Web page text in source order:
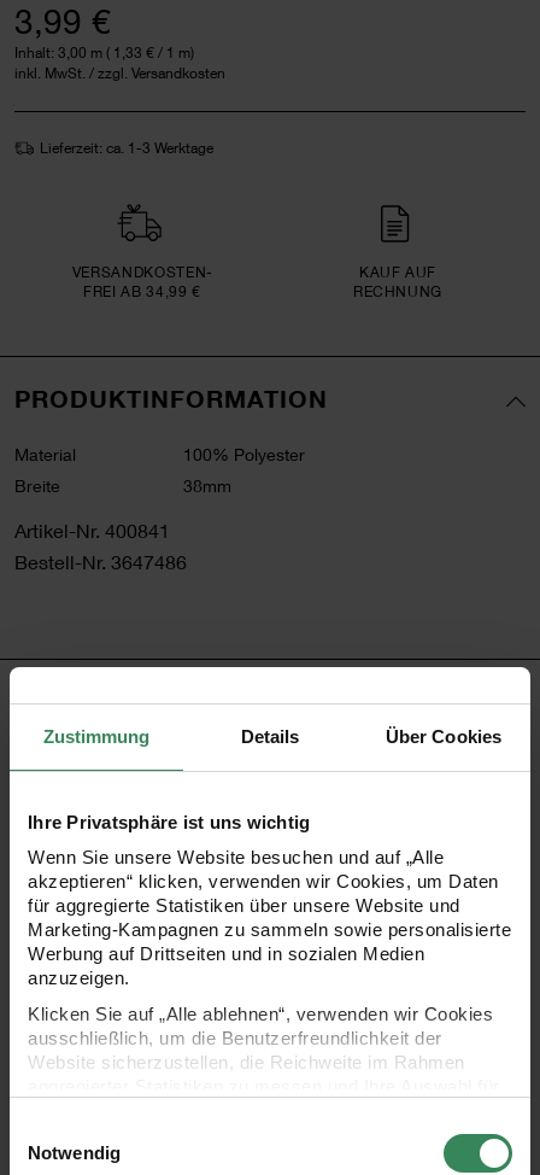
Zustimmung Details Über Cookies
Ihre Privatsphäre ist uns wichtig
Wenn Sie unsere Website besuchen und auf „Alle
akzeptieren“ klicken, verwenden wir Cookies, um Daten
für aggregierte Statistiken über unsere Website und
Marketing-Kampagnen zu sammeln sowie personalisierte
Werbung auf Drittseiten und in sozialen Medien
anzuzeigen.
Klicken Sie auf „Alle ablehnen“, verwenden wir Cookies
ausschließlich, um die Benutzerfreundlichkeit der
Website sicherzustellen, die Reichweite im Rahmen
Ihre Einwilligung ist freiwillig und kann jederzeit über den
Link „Cookie-Einstellungen“ im Fußbereich der Seite
Notwendig
3,99 €
Inhalt: 3,00 m ( 1,33 € / 1 m)
inkl. MwSt. / zzgl. Versandkosten
Lieferzeit: ca. 1-3 Werktage
VERSAND­KOSTEN­
FREI AB 34,99 €
KAUF AUF
RECHNUNG
PRODUKTINFORMATION
Material
100% Polyester
Breite
38mm
Artikel-Nr. 400841
Bestell-Nr. 3647486
PRODUKTBESCHREIBUNG
Dank einer Breite von 38 mm setzt es elegante Akzente
und lässt Ihre Verpackung in neuem Glanz erstrahlen.
Besonders harmoniert es mit einfarbigem Geschenk- oder
Packpapier.
- Taftband aus Polyester